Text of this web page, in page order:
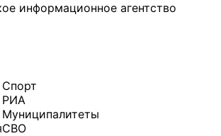
информационное агентство
Спорт
РИА
Муниципалитеты
СВО